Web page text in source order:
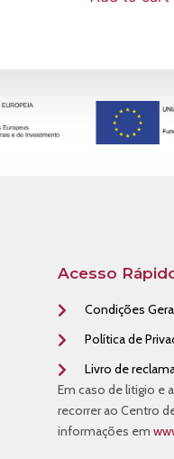
Acesso
Condições
Política de
Livro de
Em caso de litigio e
recorrer ao Centro
informações em